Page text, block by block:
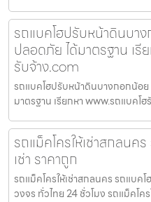
รถแบคโฮปรับหน้าดินบา
ปลอดภัย ได้มาตรฐาน เรี
รับจ้าง.com
รถแบคโฮปรับหน้าดินบางกอกน้อ
มาตรฐาน เรียกหา www.รถแบคโ
รถแม็คโครให้เช่าสกลนค
เช่า ราคาถูก
รถแม็คโครให้เช่าสกลนคร รถแบค
วงจร ทั่วไทย 24 ชั่วโมง รถแม็คโค